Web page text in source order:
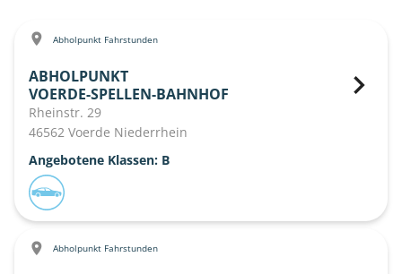
Abholpunkt Fahrstunden
ABHOLPUNKT
VOERDE-SPELLEN-BAHNHOF
Rheinstr. 29
46562 Voerde Niederrhein
Angebotene Klassen: B
Abholpunkt Fahrstunden